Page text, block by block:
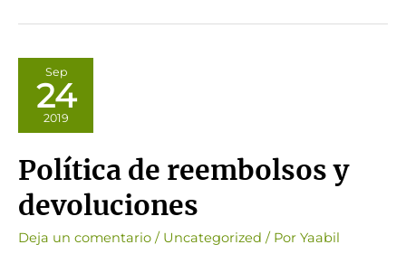
para
Sep
24
2019
Política de reembolsos y
devoluciones
Deja un comentario / Uncategorized / Por Yaabil